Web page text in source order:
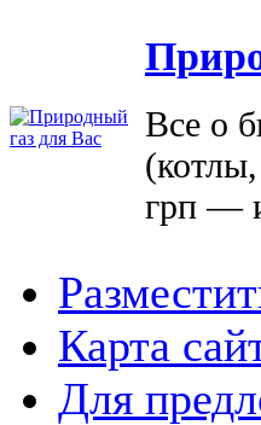
Все о
грп —
Карта
Для